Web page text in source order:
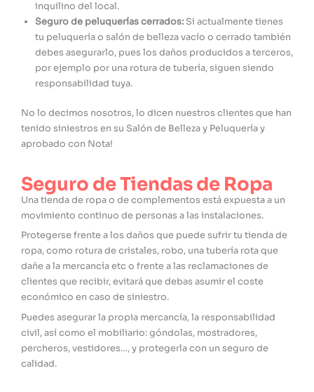
inquilino del local.
Seguro de peluquerías cerrados: Si actualmente tienes
tu peluquería o salón de belleza vacío o cerrado también
debes asegurarlo, pues los daños producidos a terceros,
por ejemplo por una rotura de tubería, siguen siendo
responsabilidad tuya.
No lo decimos nosotros, lo dicen nuestros clientes que han
tenido siniestros en su Salón de Belleza y Peluquería y
aprobado con Nota!
Seguro de Tiendas de Ropa
Una tienda de ropa o de complementos está expuesta a un
movimiento continuo de personas a las instalaciones.
Protegerse frente a los daños que puede sufrir tu tienda de
ropa, como rotura de cristales, robo, una tubería rota que
dañe a la mercancía etc o frente a las reclamaciones de
clientes que recibir, evitará que debas asumir el coste
económico en caso de siniestro.
Puedes asegurar la propia mercancía, la responsabilidad
civil, así como el mobiliario: góndolas, mostradores,
percheros, vestidores…, y protegerla con un seguro de
calidad.